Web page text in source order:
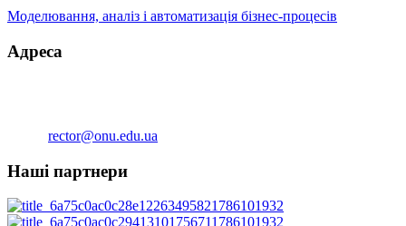
Моделювання, аналіз і автоматизація бізнес-процесів
Адреса
rector@onu.edu.ua
Наші партнери